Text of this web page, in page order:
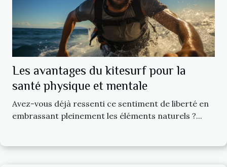
Les avantages du kitesurf pour la
santé physique et mentale
Avez-vous déjà ressenti ce sentiment de liberté en
embrassant pleinement les éléments naturels ?...